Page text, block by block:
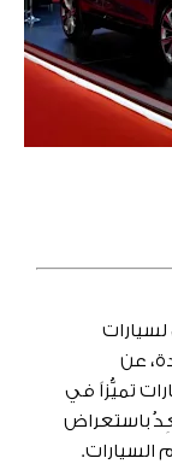
لسيارات
عن
تميُّزاً في
شو 2022‘، حيث تَعِدُ باستعراض
السيارات.